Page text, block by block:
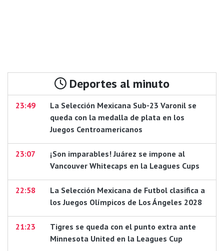
Deportes al minuto
23:49
La Selección Mexicana Sub-23 Varonil se
queda con la medalla de plata en los
Juegos Centroamericanos
23:07
¡Son imparables! Juárez se impone al
Vancouver Whitecaps en la Leagues Cups
22:58
La Selección Mexicana de Futbol clasifica a
los Juegos Olímpicos de Los Ángeles 2028
21:23
Tigres se queda con el punto extra ante
Minnesota United en la Leagues Cup